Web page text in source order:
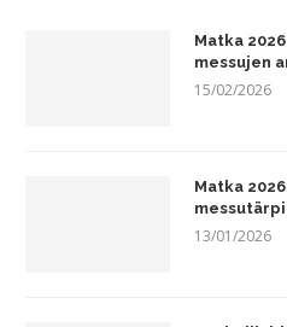
Matka
messujen
15/02/2026
Matka
13/01/2026